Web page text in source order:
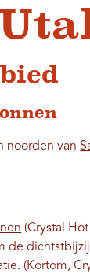
noorden van
(Crystal
de
(Kortom,